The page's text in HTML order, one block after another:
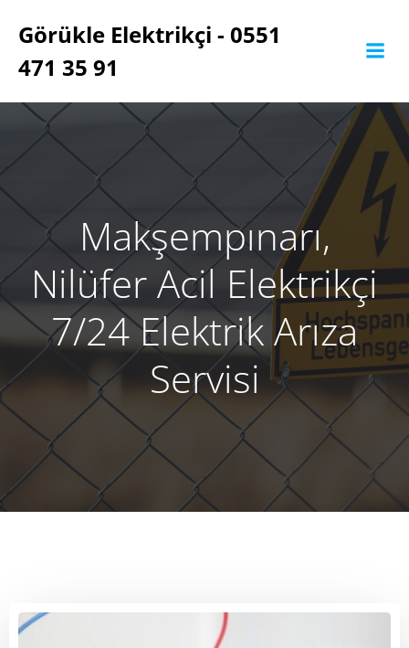
geç
Görükle Elektrikçi - 0551
471 35 91
Makşempınarı,
Nilüfer Acil Elektrikçi
7/24 Elektrik Arıza
Servisi